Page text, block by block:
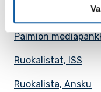
Paimion
Ruokalistat, ISS
Ruokalista, Ansku